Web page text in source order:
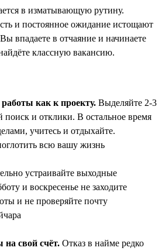
в изматывающую рутину.
и постоянное ожидание истощают
впадаете в отчаяние и начинаете
классную вакансию.
как к проекту. Выделяйте 2-3
поиск и отклики. В остальное время
учитесь и отдыхайте.
всю вашу жизнь
устраивайте выходные
и воскресенье не заходите
и не проверяйте почту
свой счёт. Отказ в найме редко